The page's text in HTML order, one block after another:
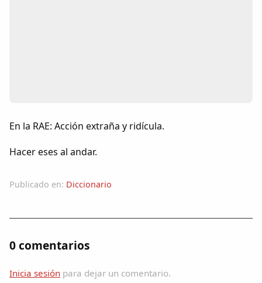
Dichos
En la RAE: Acción extraña y ridícula.
Hacer eses al andar.
Publicado en: Diccionario
0 comentarios
Inicia sesión para dejar un comentario.